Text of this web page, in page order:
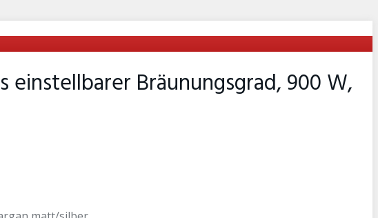
Bräunungsgrad, 900 W,